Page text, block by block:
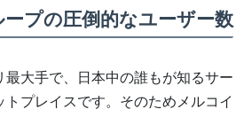
プの圧倒的なユーザー数
最大手で、日本中の誰もが知るサー
トプレイスです。そのためメルコイ